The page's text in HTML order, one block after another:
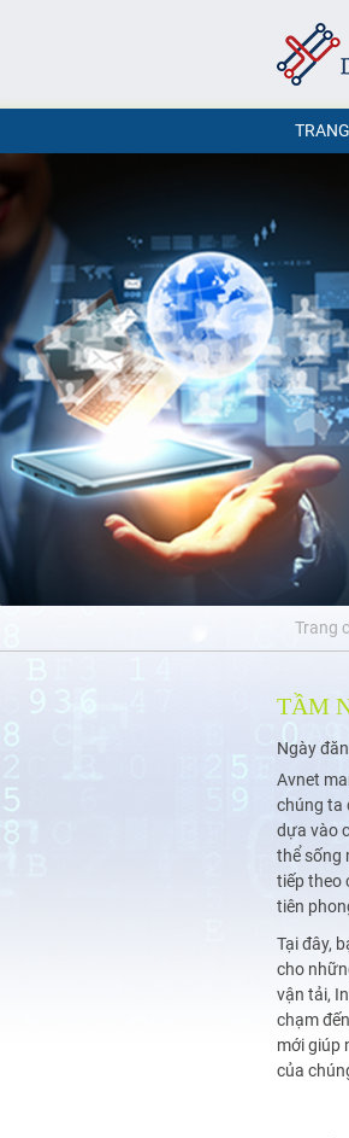
Trang
TẦM
Ngày
Avnet
chúng ta
dựa vào
thể sống
tiếp theo
tiên
Tại đây,
cho
vận tải,
chạm
mới giúp
của